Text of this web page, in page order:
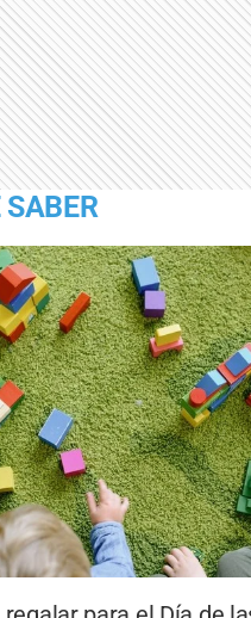
SABER